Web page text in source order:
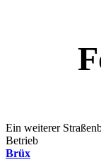
Ein weiterer
Betrieb
Brüx